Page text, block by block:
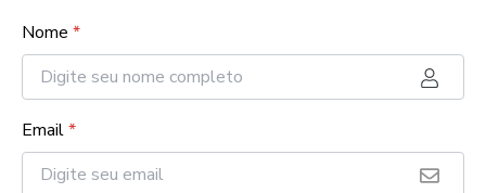
Nome *
Email*